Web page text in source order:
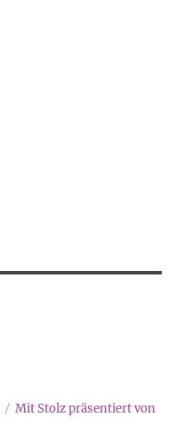
Mit Stolz präsentiert von